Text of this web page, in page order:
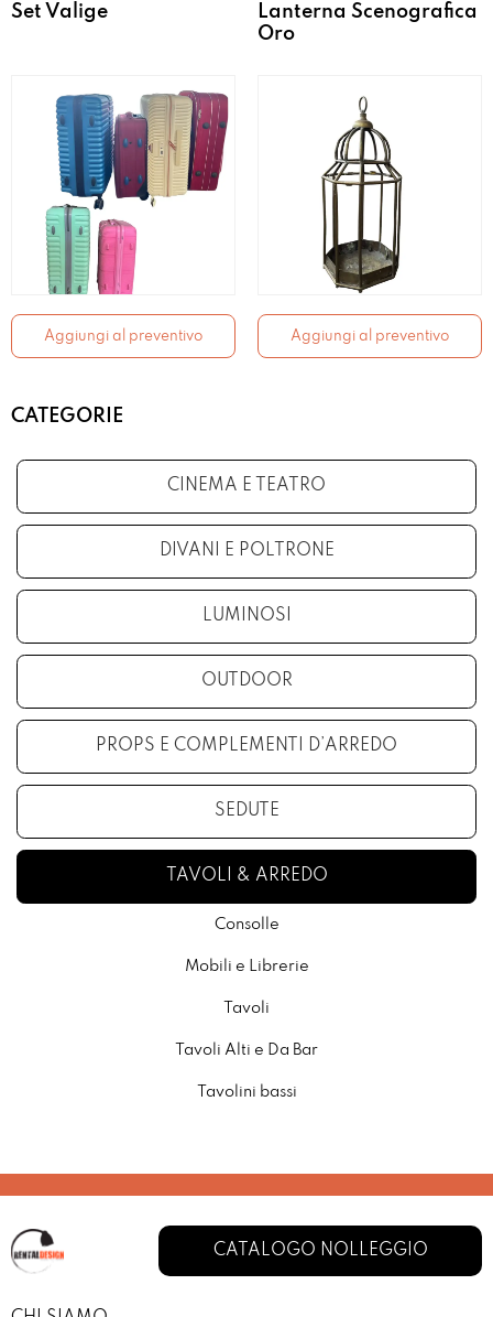
Set Valige
Aggiungi al preventivo
Lanterna Scenografica
Oro
Aggiungi al preventivo
CATEGORIE
CINEMA E TEATRO
DIVANI E POLTRONE
LUMINOSI
OUTDOOR
PROPS E COMPLEMENTI D’ARREDO
SEDUTE
TAVOLI & ARREDO
Consolle
Mobili e Librerie
Tavoli
Tavoli Alti e Da Bar
Tavolini bassi
CATALOGO NOLLEGGIO